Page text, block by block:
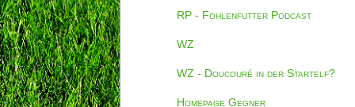
RP - Fohlenfutter Podcast
WZ
WZ - Doucouré in der Startelf?
Homepage Gegner